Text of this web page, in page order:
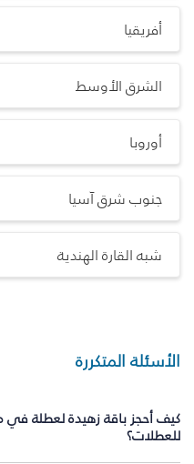
أفريقيا
الشرق الأوسط
أوروبا
جنوب شرق آسيا
شبه القارة الهندية
الأسئلة المتكررة
كيف أحجز باقة زهيدة لعطلة
للعطلات؟